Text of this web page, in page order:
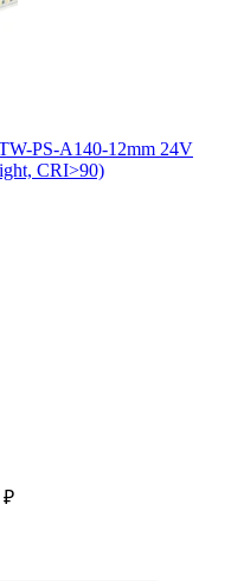
PS-A140-12mm 24V
CRI>90)
₽